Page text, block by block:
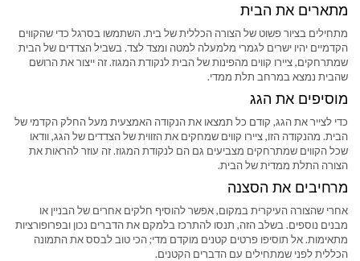
מתארים את הבית
מתחילים בציור פשוט של הצורה הכללית של בית. השתמשו בסרגל כדי שהקווים
הקדמיים יהיו ישרים לגמרי מלמעלה למטה ומצד לצד. בשביל הצדדים של הבית
שמתרחקים, ציירו קווים מהפינות של הבית לנקודת המגוז. זה ייצור את הרושם
שהבית נמצא במרחב תלת ממדי.
מוסיפים את הגג
כדי לצייר את הגג, קודם כל תמצאו את הנקודה האמצעית מעל החלק הקדמי של
הבית. מהנקודה הזו, ציירו קווים שמחקים את הזווית של הצדדים של הגג, וודאו
שכל הקווים שמתרחקים מצביעים גם הם לנקודת המגוז. זה עוזר להראות את
הצורה התלת ממדית של הבית.
מרחיבים את הסצנה
אחרי שהצורה העיקרית במקום, אפשר להוסיף חלקים אחרים של הבניין או
מבנים נוספים. בשלב הזה, תנסו להתרכז בלמקם את הדברים נכון ובפרופורציות
מתאימות. אל תוסיפו פרטים קטנים מוקדם מדי; הכי טוב לבסס את התמונה
הכללית לפני שמתחילים עם הדברים הקטנים.